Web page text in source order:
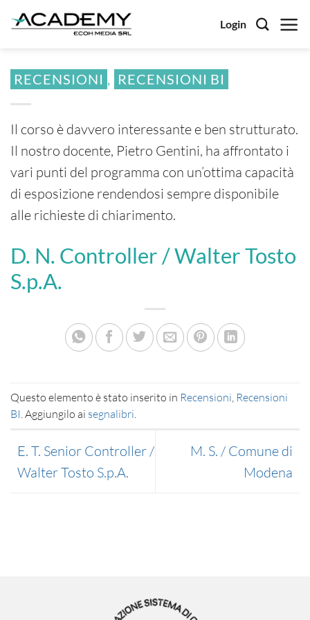
Salta
Login
RECENSIONI , RECENSIONI BI
Il corso è davvero interessante e ben strutturato.
Il nostro docente, Pietro Gentini, ha affrontato i
vari punti del programma con un’ottima capacità
di esposizione rendendosi sempre disponibile
alle richieste di chiarimento.
D. N. Controller / Walter Tosto
S.p.A.
Questo elemento è stato inserito in Recensioni Recensioni
BI . Aggiungilo ai segnalibri
E. T. Senior Controller /
Walter Tosto S.p.A.
M. S. / Comune di
Modena